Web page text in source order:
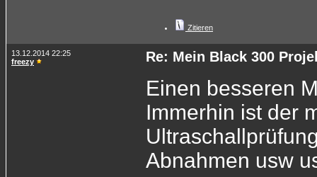
Zitieren
13.12.2014 22:25
freezy
Re: Mein Black 300
Einen besseren
Immerhin ist der
Abnahmen usw